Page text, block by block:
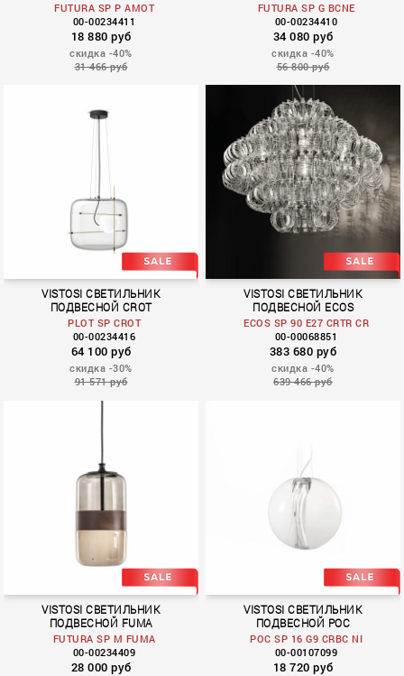
FUTURA SP P AMOT
00-00234411
18 880 руб
скидка -40%
31 466 руб
FUTURA SP G BCNE
00-00234410
34 080 руб
скидка -40%
56 800 руб
PLOT
VISTOSI СВЕТИЛЬНИК
ПОДВЕСНОЙ CROT
PLOT SP CROT
00-00234416
64 100 руб
скидка -30%
91 571 руб
VISTOSI СВЕТИЛЬНИК
ПОДВЕСНОЙ ECOS
ECOS SP 90 E27 CRTR CR
00-00068851
383 680 руб
скидка -40%
639 466 руб
VISTOSI СВЕТИЛЬНИК
ПОДВЕСНОЙ FUMA
FUTURA SP M FUMA
00-00234409
28 000 руб
VISTOSI СВЕТИЛЬНИК
ПОДВЕСНОЙ POC
POC SP 16 G9 CRBC NI
00-00107099
18 720 руб